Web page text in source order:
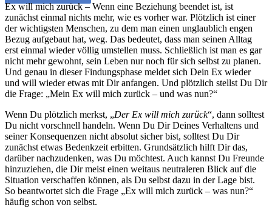
Ex will mich zurück – Wenn eine Beziehung beendet ist, ist
zunächst einmal nichts mehr, wie es vorher war. Plötzlich ist einer
der wichtigsten Menschen, zu dem man einen unglaublich engen
Bezug aufgebaut hat, weg. Das bedeutet, dass man seinen Alltag
erst einmal wieder völlig umstellen muss. Schließlich ist man es gar
nicht mehr gewohnt, sein Leben nur noch für sich selbst zu planen.
Und genau in dieser Findungsphase meldet sich Dein Ex wieder
und will wieder etwas mit Dir anfangen. Und plötzlich stellst Du Dir
die Frage: „Mein Ex will mich zurück – und was nun?“
Wenn Du plötzlich merkst, „Der Ex will mich zurück“, dann solltest
Du nicht vorschnell handeln. Wenn Du Dir Deines Verhaltens und
seiner Konsequenzen nicht absolut sicher bist, solltest Du Dir
zunächst etwas Bedenkzeit erbitten. Grundsätzlich hilft Dir das,
darüber nachzudenken, was Du möchtest. Auch kannst Du Freunde
hinzuziehen, die Dir meist einen weitaus neutraleren Blick auf die
Situation verschaffen können, als Du selbst dazu in der Lage bist.
So beantwortet sich die Frage „Ex will mich zurück – was nun?“
häufig schon von selbst.